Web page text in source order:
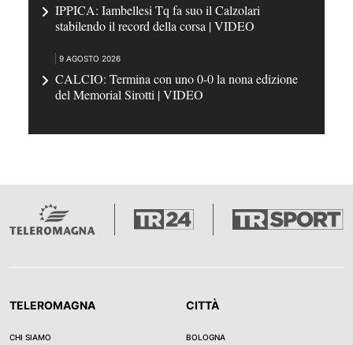
IPPICA: Iambellesi Tq fa suo il Calzolari
stabilendo il record della corsa | VIDEO
9 AGOSTO 2026
CALCIO: Termina con uno 0-0 la nona edizione
del Memorial Sirotti | VIDEO
TELEROMAGNA
CHI SIAMO
CITTÀ
BOLOGNA